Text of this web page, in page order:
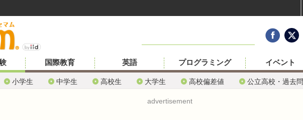
小学生 中学生 高校生 大学生 高校偏差値 公立高校・過去問
国際教育 英語 プログラミング イベント
advertisement